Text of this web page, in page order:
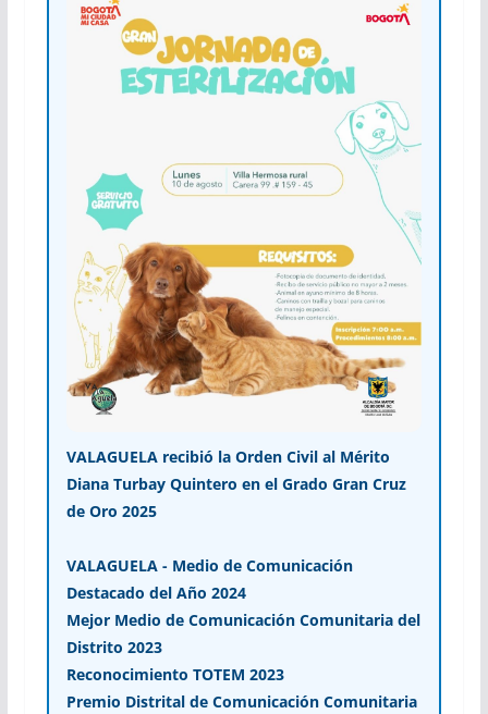
VALAGUELA recibió la Orden Civil al Mérito
Diana Turbay Quintero en el Grado Gran Cruz
de Oro 2025
VALAGUELA - Medio de Comunicación
Destacado del Año 2024
Mejor Medio de Comunicación Comunitaria del
Distrito 2023
Reconocimiento TOTEM 2023
Premio Distrital de Comunicación Comunitaria